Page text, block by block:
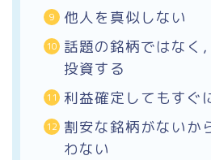
他人を真似しない
話題の銘柄ではなく
投資する
利益確定してもすぐ
割安な銘柄がないか
わない